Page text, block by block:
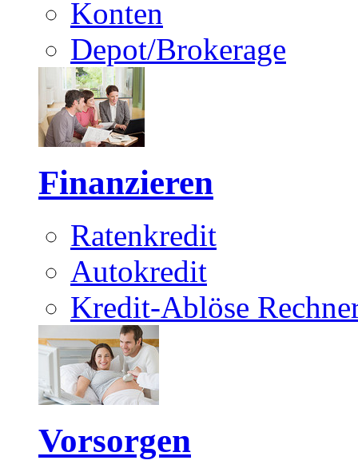
Konten
Depot/Brokerage
Finanzieren
Ratenkredit
Autokredit
Kredit-Ablöse
Vorsorgen